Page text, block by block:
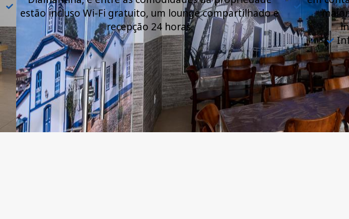
estão incluso Wi-Fi gratuito, um lounge compartilhado e
recepção 24 horas.